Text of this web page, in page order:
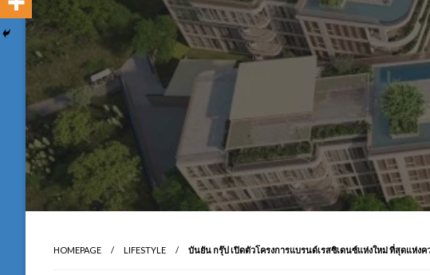
HOMEPAGE LIFESTYLE บันยัน กรุ๊ป เปิดตัวโครงการแบรนด์เรสซิเดนซ์แห่งใหม่ ที่สุดแห่ง